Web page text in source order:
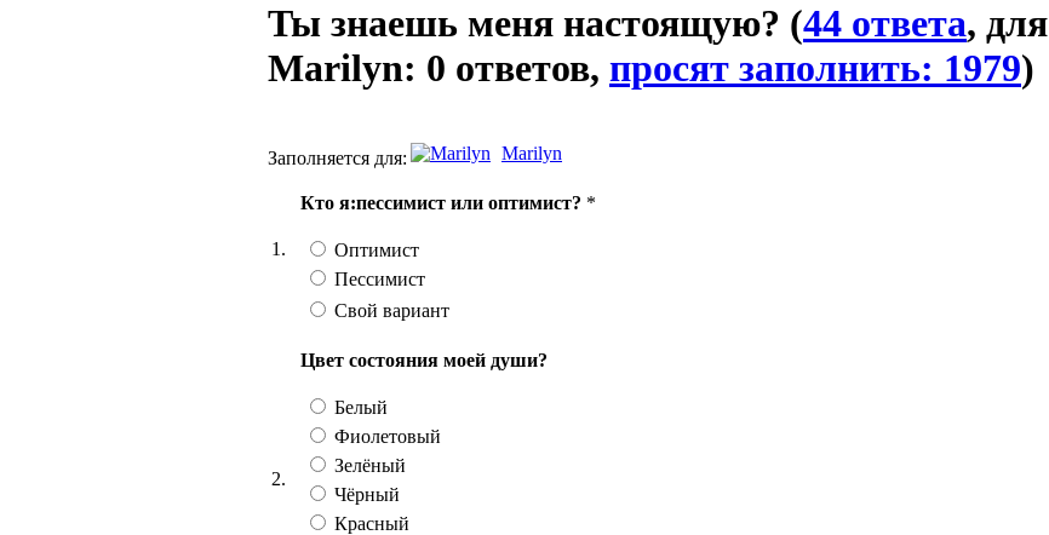
Ты знаешь меня настоящую? (44 ответа, для
Marilyn: 0 ответов, просят заполнить: 1979)
Заполняется для: Marilyn
1.
Кто я:пессимист или оптимист? *
Оптимист
Пессимист
Свой вариант
2.
Цвет состояния моей души?
Белый
Фиолетовый
Зелёный
Чёрный
Красный